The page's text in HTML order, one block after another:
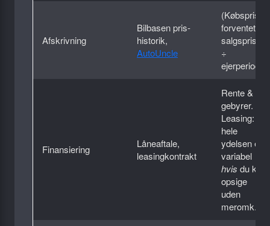
Afskrivning
Bil­basen pris­
historik,
AutoUncle
(Købspris –
forventet
salgspris)
÷
ejerperiode.
Finansiering
Låneaftale,
leasing­kontrakt
Rente &
gebyrer.
Leasing:
hele
ydelsen er
variabel
hvis du kan
opsige
uden
meromk.